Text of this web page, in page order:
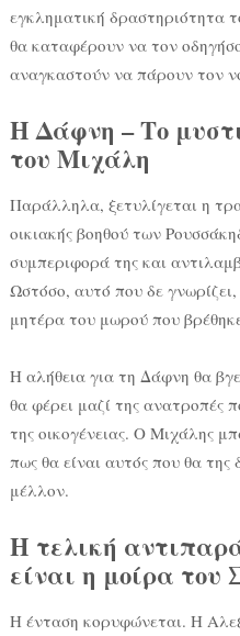
εγκληματική δραστηριότητα
θα καταφέρουν να τον
αναγκαστούν να πάρουν τον
Η Δάφνη – Το
του Μιχάλη
Παράλληλα, ξετυλίγεται η
οικιακής βοηθού των
συμπεριφορά της και
Ωστόσο, αυτό που δε γνωρίζει,
μητέρα του μωρού που
Η αλήθεια για τη Δάφνη θα
θα φέρει μαζί της ανατροπές
της οικογένειας. Ο Μιχάλης
πως θα είναι αυτός που θα
μέλλον.
Η τελική
είναι η μοίρα του
Η ένταση κορυφώνεται. Η